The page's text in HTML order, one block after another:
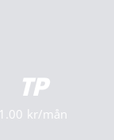
TP
1.00